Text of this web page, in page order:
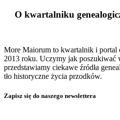
O kwartalniku
More Maiorum to kwartalnik i portal
2013 roku. Uczymy jak poszukiwać
przedstawiamy ciekawe źródła
tło historyczne życia przodków.
Zapisz się do naszego newslettera